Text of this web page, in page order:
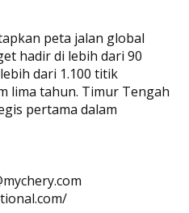
peta jalan global
hadir di lebih dari 90
dari 1.100 titik
lima tahun. Timur Tengah
pertama dalam